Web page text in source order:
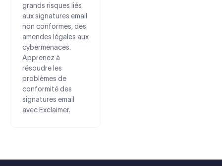
grands risques liés
aux signatures email
non conformes, des
amendes légales aux
cybermenaces.
Apprenez à
résoudre les
problèmes de
conformité des
signatures email
avec Exclaimer.